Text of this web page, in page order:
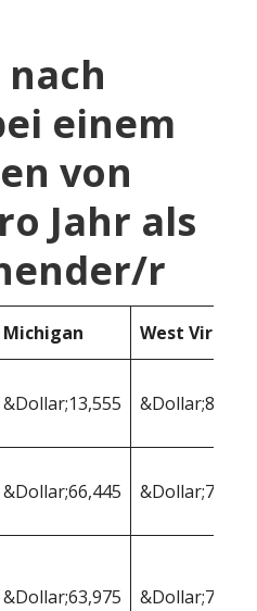
einem
von
Jahr als
r
Michigan West Virginia
&Dollar;13,555 &Dollar;8,623
&Dollar;66,445 &Dollar;71,377
&Dollar;63,975 &Dollar;70,645